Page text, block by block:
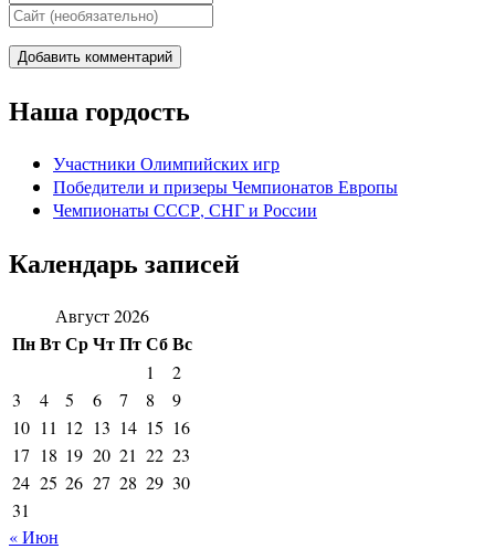
Наша гордость
Участники Олимпийских игр
Победители и призеры Чемпионатов Европы
Чемпионаты СССР, СНГ и Росcии
Календарь записей
Август 2026
ПнВтСрЧтПтСбВс
1
2
3
4 5 6 7 8
9
10 11 12 13 14 15 16
17 18 19 20 21 22 23
24 25 26 27 28 29 30
31
« Июн